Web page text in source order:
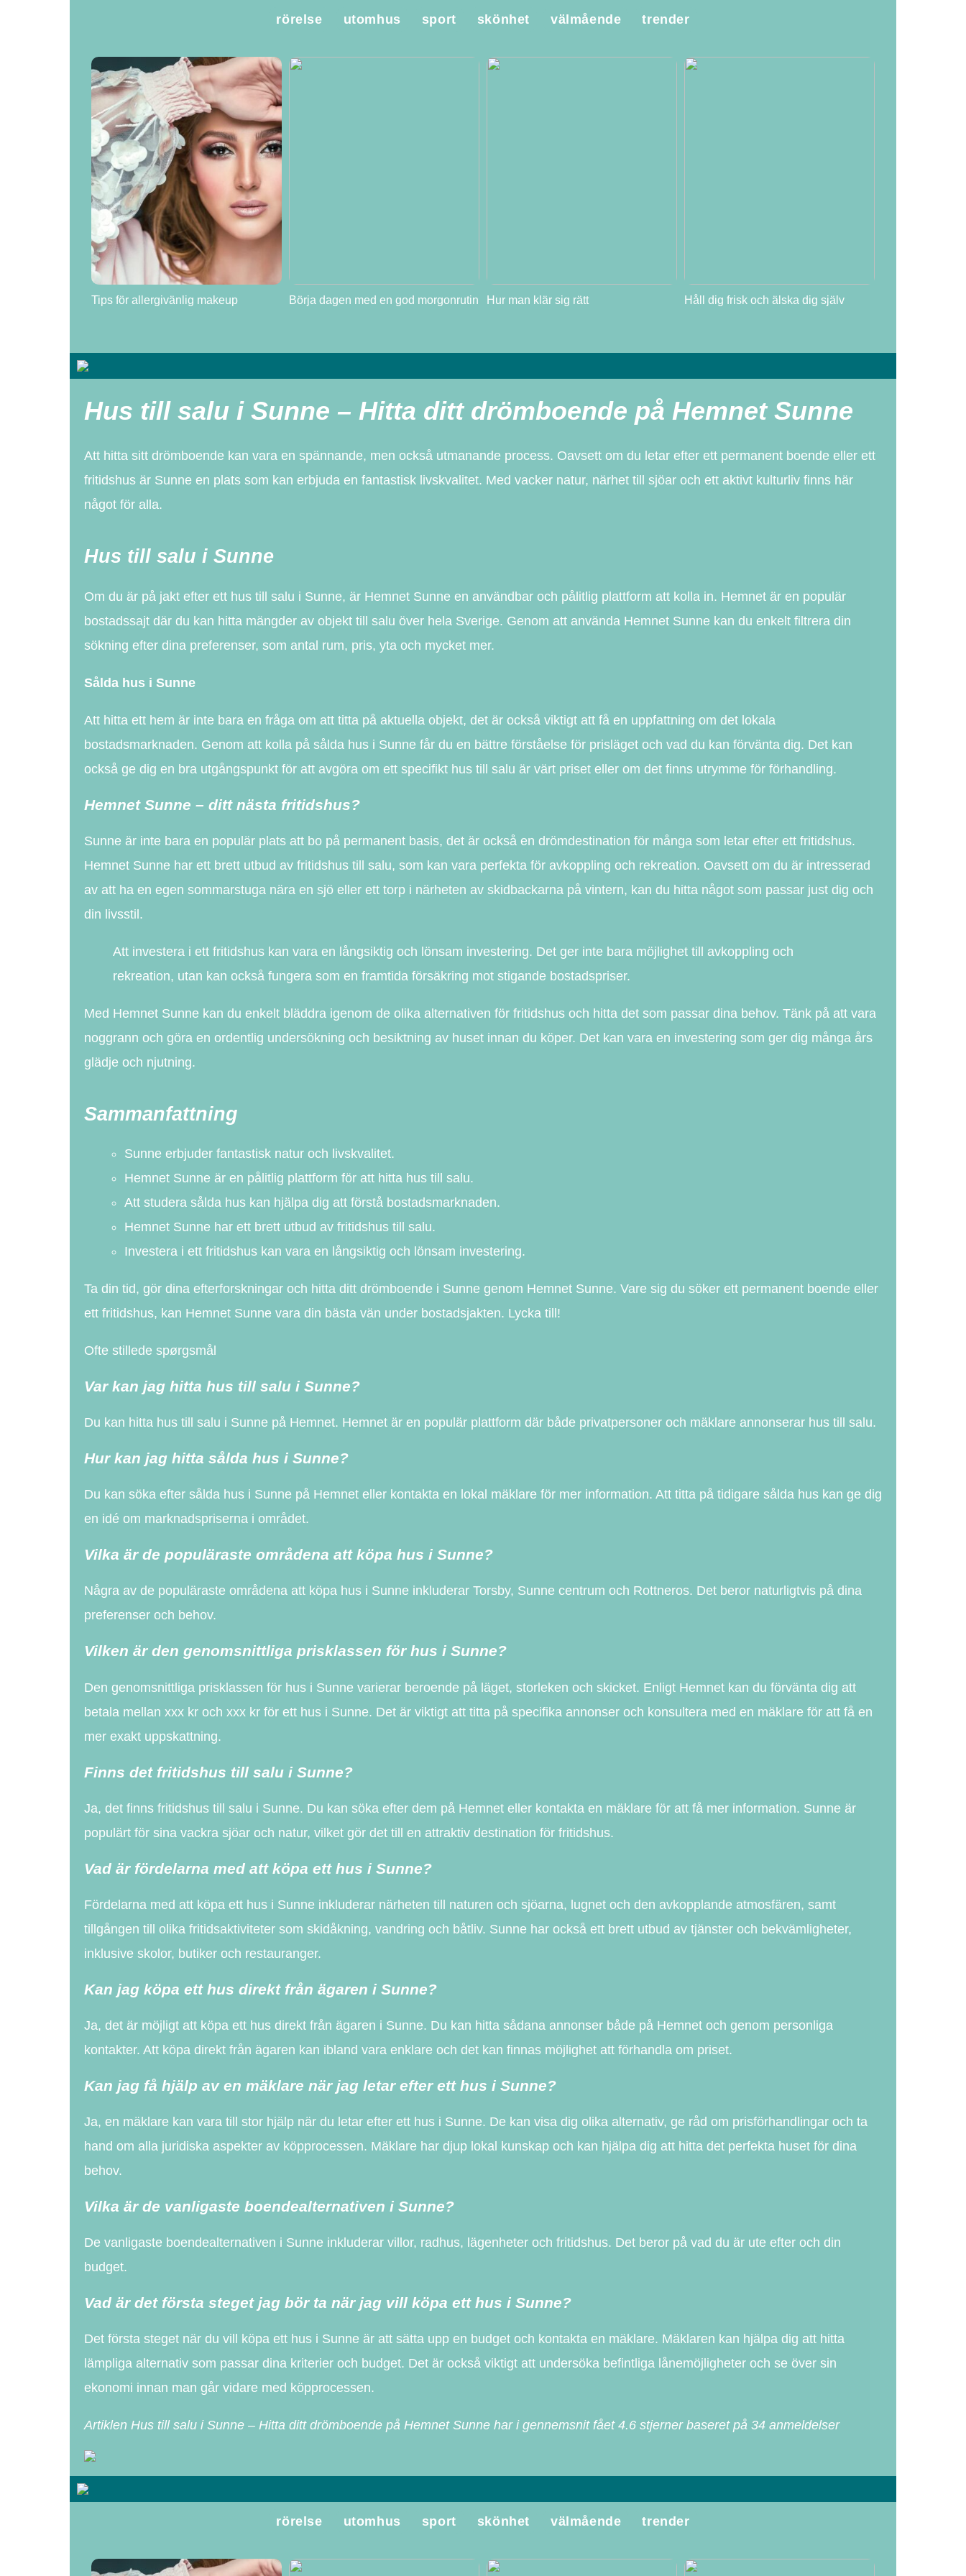
rörelse utomhus sport skönhet välmående trender
Tips för allergivänlig makeup Börja dagen med en god morgonrutin Hur man klär sig rätt Håll dig frisk och älska dig själv
Hus till salu i Sunne – Hitta ditt drömboende på Hemnet Sunne
Att hitta sitt drömboende kan vara en spännande, men också utmanande process. Oavsett om du letar efter ett permanent boende eller ett
fritidshus är Sunne en plats som kan erbjuda en fantastisk livskvalitet. Med vacker natur, närhet till sjöar och ett aktivt kulturliv finns här
något för alla.
Hus till salu i Sunne
Om du är på jakt efter ett hus till salu i Sunne, är Hemnet Sunne en användbar och pålitlig plattform att kolla in. Hemnet är en populär
bostadssajt där du kan hitta mängder av objekt till salu över hela Sverige. Genom att använda Hemnet Sunne kan du enkelt filtrera din
sökning efter dina preferenser, som antal rum, pris, yta och mycket mer.
Sålda hus i Sunne
Att hitta ett hem är inte bara en fråga om att titta på aktuella objekt, det är också viktigt att få en uppfattning om det lokala
bostadsmarknaden. Genom att kolla på sålda hus i Sunne får du en bättre förståelse för prisläget och vad du kan förvänta dig. Det kan
också ge dig en bra utgångspunkt för att avgöra om ett specifikt hus till salu är värt priset eller om det finns utrymme för förhandling.
Hemnet Sunne – ditt nästa fritidshus?
Sunne är inte bara en populär plats att bo på permanent basis, det är också en drömdestination för många som letar efter ett fritidshus.
Hemnet Sunne har ett brett utbud av fritidshus till salu, som kan vara perfekta för avkoppling och rekreation. Oavsett om du är intresserad
av att ha en egen sommarstuga nära en sjö eller ett torp i närheten av skidbackarna på vintern, kan du hitta något som passar just dig och
din livsstil.
Att investera i ett fritidshus kan vara en långsiktig och lönsam investering. Det ger inte bara möjlighet till avkoppling och
rekreation, utan kan också fungera som en framtida försäkring mot stigande bostadspriser.
Med Hemnet Sunne kan du enkelt bläddra igenom de olika alternativen för fritidshus och hitta det som passar dina behov. Tänk på att vara
noggrann och göra en ordentlig undersökning och besiktning av huset innan du köper. Det kan vara en investering som ger dig många års
glädje och njutning.
Sammanfattning
Sunne erbjuder fantastisk natur och livskvalitet.
Hemnet Sunne är en pålitlig plattform för att hitta hus till salu.
Att studera sålda hus kan hjälpa dig att förstå bostadsmarknaden.
Hemnet Sunne har ett brett utbud av fritidshus till salu.
Investera i ett fritidshus kan vara en långsiktig och lönsam investering.
Ta din tid, gör dina efterforskningar och hitta ditt drömboende i Sunne genom Hemnet Sunne. Vare sig du söker ett permanent boende eller
ett fritidshus, kan Hemnet Sunne vara din bästa vän under bostadsjakten. Lycka till!
Ofte stillede spørgsmål
Var kan jag hitta hus till salu i Sunne?
Du kan hitta hus till salu i Sunne på Hemnet. Hemnet är en populär plattform där både privatpersoner och mäklare annonserar hus till salu.
Hur kan jag hitta sålda hus i Sunne?
Du kan söka efter sålda hus i Sunne på Hemnet eller kontakta en lokal mäklare för mer information. Att titta på tidigare sålda hus kan ge dig
en idé om marknadspriserna i området.
Vilka är de populäraste områdena att köpa hus i Sunne?
Några av de populäraste områdena att köpa hus i Sunne inkluderar Torsby, Sunne centrum och Rottneros. Det beror naturligtvis på dina
preferenser och behov.
Vilken är den genomsnittliga prisklassen för hus i Sunne?
Den genomsnittliga prisklassen för hus i Sunne varierar beroende på läget, storleken och skicket. Enligt Hemnet kan du förvänta dig att
betala mellan xxx kr och xxx kr för ett hus i Sunne. Det är viktigt att titta på specifika annonser och konsultera med en mäklare för att få en
mer exakt uppskattning.
Finns det fritidshus till salu i Sunne?
Ja, det finns fritidshus till salu i Sunne. Du kan söka efter dem på Hemnet eller kontakta en mäklare för att få mer information. Sunne är
populärt för sina vackra sjöar och natur, vilket gör det till en attraktiv destination för fritidshus.
Vad är fördelarna med att köpa ett hus i Sunne?
Fördelarna med att köpa ett hus i Sunne inkluderar närheten till naturen och sjöarna, lugnet och den avkopplande atmosfären, samt
tillgången till olika fritidsaktiviteter som skidåkning, vandring och båtliv. Sunne har också ett brett utbud av tjänster och bekvämligheter,
inklusive skolor, butiker och restauranger.
Kan jag köpa ett hus direkt från ägaren i Sunne?
Ja, det är möjligt att köpa ett hus direkt från ägaren i Sunne. Du kan hitta sådana annonser både på Hemnet och genom personliga
kontakter. Att köpa direkt från ägaren kan ibland vara enklare och det kan finnas möjlighet att förhandla om priset.
Kan jag få hjälp av en mäklare när jag letar efter ett hus i Sunne?
Ja, en mäklare kan vara till stor hjälp när du letar efter ett hus i Sunne. De kan visa dig olika alternativ, ge råd om prisförhandlingar och ta
hand om alla juridiska aspekter av köpprocessen. Mäklare har djup lokal kunskap och kan hjälpa dig att hitta det perfekta huset för dina
behov.
Vilka är de vanligaste boendealternativen i Sunne?
De vanligaste boendealternativen i Sunne inkluderar villor, radhus, lägenheter och fritidshus. Det beror på vad du är ute efter och din
budget.
Vad är det första steget jag bör ta när jag vill köpa ett hus i Sunne?
Det första steget när du vill köpa ett hus i Sunne är att sätta upp en budget och kontakta en mäklare. Mäklaren kan hjälpa dig att hitta
lämpliga alternativ som passar dina kriterier och budget. Det är också viktigt att undersöka befintliga lånemöjligheter och se över sin
ekonomi innan man går vidare med köpprocessen.
Artiklen Hus till salu i Sunne – Hitta ditt drömboende på Hemnet Sunne har i gennemsnit fået 4.6 stjerner baseret på 34 anmeldelser
rörelse utomhus sport skönhet välmående trender